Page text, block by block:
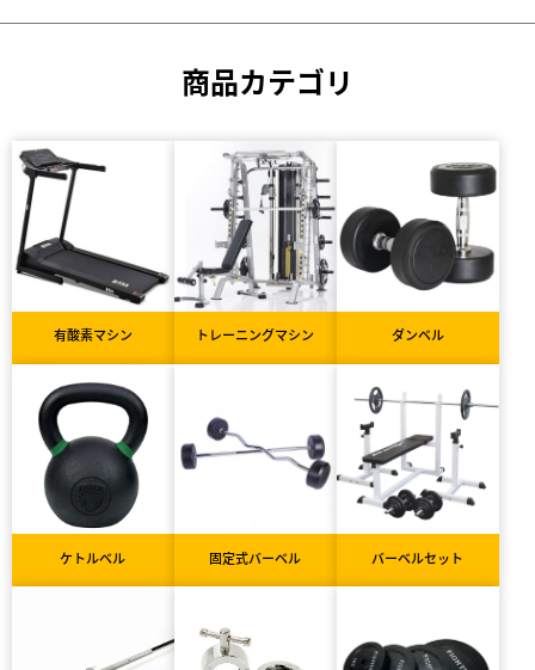
商品カテゴリ
有酸素マシン トレーニングマシン ダンベル
ケトルベル 固定式バーベル バーベルセット